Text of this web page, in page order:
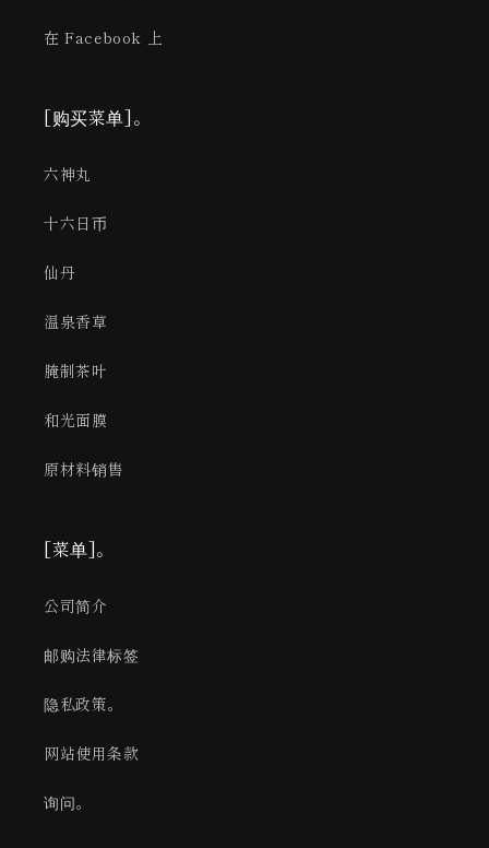
在 Facebook 上
[购买菜单]。
六神丸
十六日币
仙丹
温泉香草
腌制茶叶
和光面膜
原材料销售
[菜单]。
公司简介
邮购法律标签
隐私政策。
网站使用条款
询问。